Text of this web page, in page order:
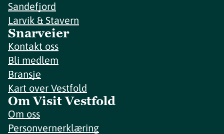
Sandefjord
Larvik & Stavern
Snarveier
Kontakt oss
Bli medlem
Bransje
Kart over Vestfold
Om Visit Vestfold
Om oss
Personvernerklæring